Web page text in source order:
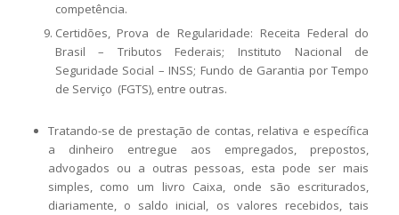
competência.
Certidões, Prova de Regularidade: Receita Federal do
Brasil – Tributos Federais; Instituto Nacional de
Seguridade Social – INSS; Fundo de Garantia por Tempo
de Serviço (FGTS), entre outras.
Tratando-se de prestação de contas, relativa e específica
a dinheiro entregue aos empregados, prepostos,
advogados ou a outras pessoas, esta pode ser mais
simples, como um livro Caixa, onde são escriturados,
diariamente, o saldo inicial, os valores recebidos, tais